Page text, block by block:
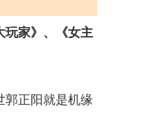
玩家》、《女主
郭正阳就是机缘